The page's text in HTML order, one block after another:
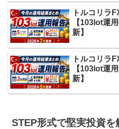
トルコリラ
【103lot運
新】
トルコリラ
【103lot運
新】
STEP形式で堅実投資